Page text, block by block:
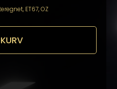
, ET67,OZ